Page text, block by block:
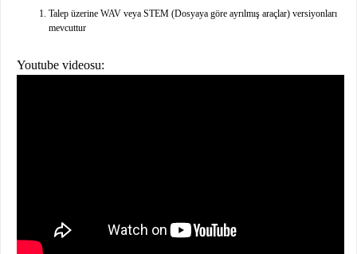
Talep üzerine WAV veya STEM (Dosyaya göre ayrılmış araçlar) versiyonları
mevcuttur
Youtube videosu: